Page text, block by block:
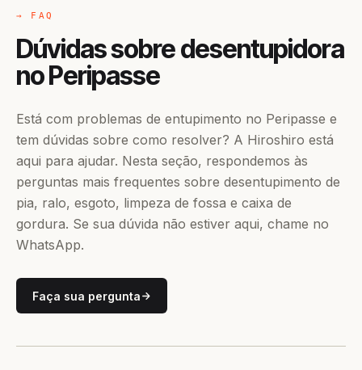
→ FAQ
Dúvidas sobre desentupidora
no Peripasse
Está com problemas de entupimento no Peripasse e
tem dúvidas sobre como resolver? A Hiroshiro está
aqui para ajudar. Nesta seção, respondemos às
perguntas mais frequentes sobre desentupimento de
pia, ralo, esgoto, limpeza de fossa e caixa de
gordura. Se sua dúvida não estiver aqui, chame no
WhatsApp.
Faça sua pergunta